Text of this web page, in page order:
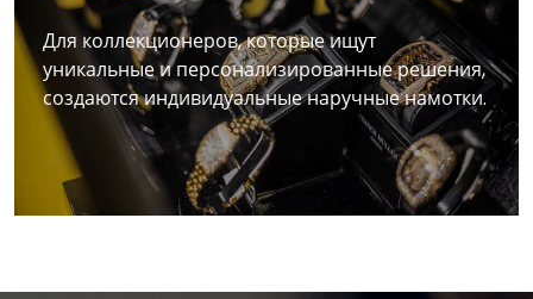
Для коллекционеров, которые ищут
уникальные и персонализированные решения,
создаются индивидуальные наручные намотки.